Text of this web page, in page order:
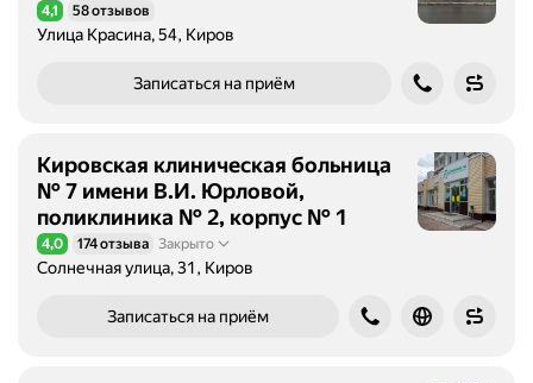
Рейтинг 4,1 из 5
4,1 58 отзывов
Улица Красина, 54, Киров
Записаться на приём
Кировская клиническая больница
№ 7 имени В.И. Юрловой,
поликлиника № 2, корпус № 1
Рейтинг 4,0 из 5
4,0 174 отзыва Закрыто
Солнечная улица, 31, Киров
Записаться на приём